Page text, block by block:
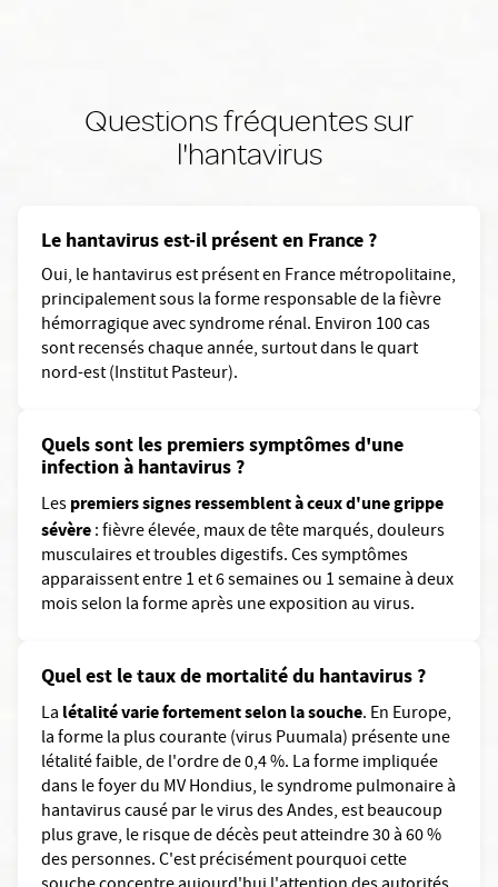
Questions fréquentes sur
l'hantavirus
Le hantavirus est-il présent en France ?
Oui, le hantavirus est présent en France métropolitaine,
principalement sous la forme responsable de la fièvre
hémorragique avec syndrome rénal. Environ 100 cas
sont recensés chaque année, surtout dans le quart
nord-est (Institut Pasteur).
Quels sont les premiers symptômes d'une
infection à hantavirus ?
Lespremiers signes ressemblent à ceux d'une grippe
sévère: fièvre élevée, maux de tête marqués, douleurs
musculaires et troubles digestifs. Ces symptômes
apparaissent entre 1 et 6 semaines ou 1 semaine à deux
mois selon la forme après une exposition au virus.
Quel est le taux de mortalité du hantavirus ?
La létalité varie fortement selon la souche. En Europe,
la forme la plus courante (virus Puumala) présente une
létalité faible, de l'ordre de 0,4 %. La forme impliquée
dans le foyer du MV Hondius, le syndrome pulmonaire à
hantavirus causé par le virus des Andes, est beaucoup
plus grave, le risque de décès peut atteindre 30 à 60 %
des personnes. C'est précisément pourquoi cette